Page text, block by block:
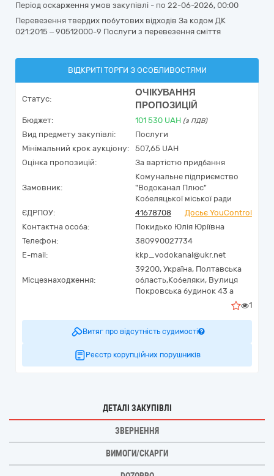
Період оскарження умов закупівлі - по 22-06-2026, 00:00
Перевезення твердих побутових відходів За кодом ДК
021:2015 – 90512000-9 Послуги з перевезення сміття
ВІДКРИТІ ТОРГИ З ОСОБЛИВОСТЯМИ
Статус:
ОЧІКУВАННЯ
ПРОПОЗИЦІЙ
Бюджет: 101 530 UAH (з ПДВ)
Вид предмету закупівлі:
Послуги
Мінімальний крок аукціону:
507,65 UAH
Оцінка пропозицій:
За вартістю придбання
Замовник:
Комунальне підприємство
"Водоканал Плюс"
Кобеляцької міської ради
ЄДРПОУ:
41678708
Досьє YouControl
Контактна особа:
Покидько Юлія Юріївна
Телефон:
380990027734
E-mail:
kkp_vodokanal@ukr.net
Місцезнаходження:
39200, Україна, Полтавська
область,Кобеляки, Вулиця
Покровська будинок 43 а
1
Витяг про відсутність судимості
Реєстр корупційних порушників
ДЕТАЛІ ЗАКУПІВЛІ
ЗВЕРНЕННЯ
ВИМОГИ/СКАРГИ